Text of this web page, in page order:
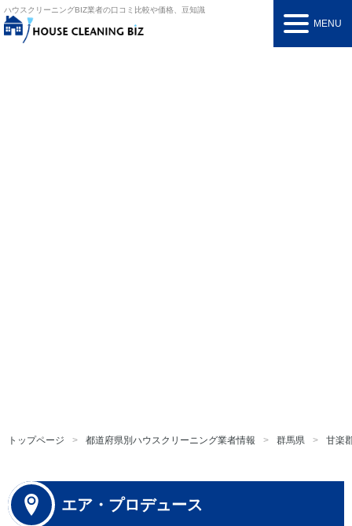
ハウスクリーニングBIZ業者の口コミ比較や価格、豆知識
MENU
トップページ 都道府県別ハウスクリーニング業者情報 群馬県 甘楽
エア・プロデュース